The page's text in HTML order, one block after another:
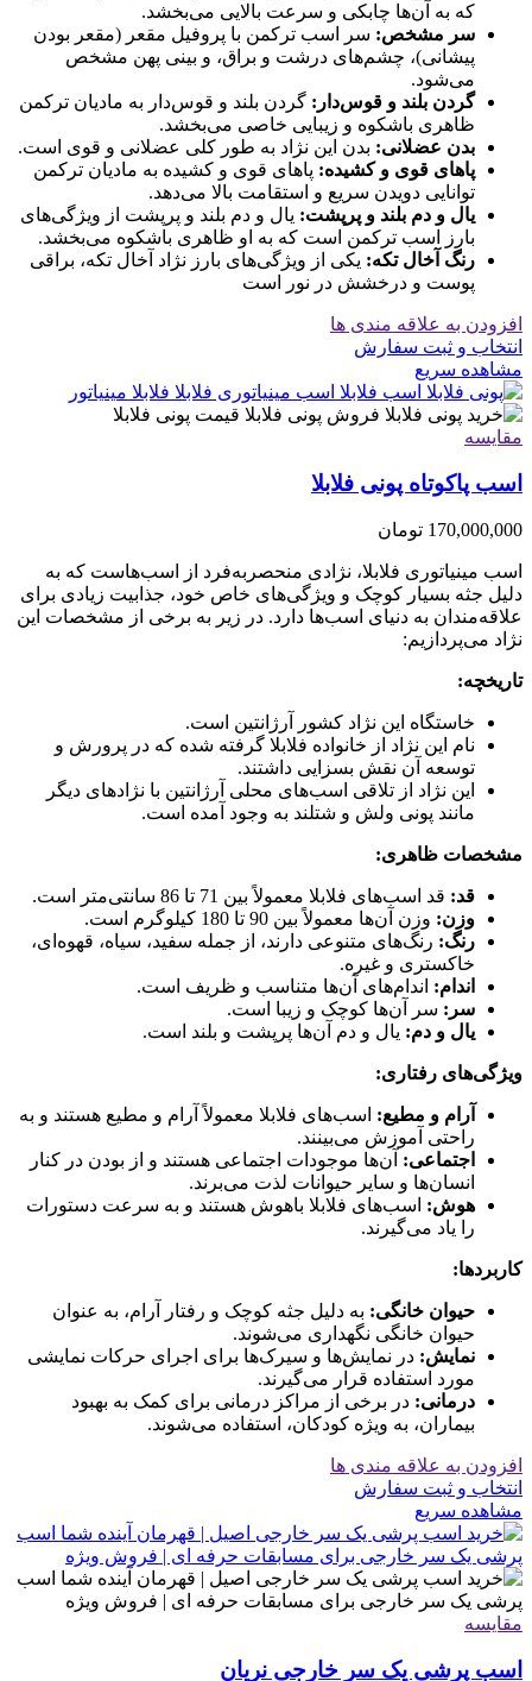
که به آن‌ها چابکی و سرعت بالایی می‌بخشد.
سر مشخص: سر اسب ترکمن با پروفیل مقعر (مقعر بودن
پیشانی)، چشم‌های درشت و براق، و بینی پهن مشخص
می‌شود.
گردن بلند و قوس‌دار: گردن بلند و قوس‌دار به مادیان ترکمن
ظاهری باشکوه و زیبایی خاصی می‌بخشد.
بدن عضلانی: بدن این نژاد به طور کلی عضلانی و قوی است.
پاهای قوی و کشیده: پاهای قوی و کشیده به مادیان ترکمن
توانایی دویدن سریع و استقامت بالا می‌دهد.
یال و دم بلند و پرپشت: یال و دم بلند و پرپشت از ویژگی‌های
بارز اسب ترکمن است که به او ظاهری باشکوه می‌بخشد.
رنگ آخال تکه: یکی از ویژگی‌های بارز نژاد آخال تکه، براقی
پوست و درخشش در نور است
افزودن به علاقه مندی ها
انتخاب و ثبت سفارش
مشاهده سریع
مقایسه
اسب پاکوتاه پونی فلابلا
170,000,000 تومان
اسب مینیاتوری فلابلا، نژادی منحصربه‌فرد از اسب‌هاست که به
دلیل جثه بسیار کوچک و ویژگی‌های خاص خود، جذابیت زیادی برای
علاقه‌مندان به دنیای اسب‌ها دارد. در زیر به برخی از مشخصات این
نژاد می‌پردازیم:
تاریخچه:
خاستگاه این نژاد کشور آرژانتین است.
نام این نژاد از خانواده فلابلا گرفته شده که در پرورش و
توسعه آن نقش بسزایی داشتند.
این نژاد از تلاقی اسب‌های محلی آرژانتین با نژادهای دیگر
مانند پونی ولش و شتلند به وجود آمده است.
مشخصات ظاهری:
قد: قد اسب‌های فلابلا معمولاً بین 71 تا 86 سانتی‌متر است.
وزن: وزن آن‌ها معمولاً بین 90 تا 180 کیلوگرم است.
رنگ: رنگ‌های متنوعی دارند، از جمله سفید، سیاه، قهوه‌ای،
خاکستری و غیره.
اندام: اندام‌های آن‌ها متناسب و ظریف است.
سر: سر آن‌ها کوچک و زیبا است.
یال و دم: یال و دم آن‌ها پرپشت و بلند است.
ویژگی‌های رفتاری:
آرام و مطیع: اسب‌های فلابلا معمولاً آرام و مطیع هستند و به
راحتی آموزش می‌بینند.
اجتماعی: آن‌ها موجودات اجتماعی هستند و از بودن در کنار
انسان‌ها و سایر حیوانات لذت می‌برند.
هوش: اسب‌های فلابلا باهوش هستند و به سرعت دستورات
را یاد می‌گیرند.
کاربردها:
حیوان خانگی: به دلیل جثه کوچک و رفتار آرام، به عنوان
حیوان خانگی نگهداری می‌شوند.
نمایش: در نمایش‌ها و سیرک‌ها برای اجرای حرکات نمایشی
مورد استفاده قرار می‌گیرند.
درمانی: در برخی از مراکز درمانی برای کمک به بهبود
بیماران، به ویژه کودکان، استفاده می‌شوند.
افزودن به علاقه مندی ها
انتخاب و ثبت سفارش
مشاهده سریع
مقایسه
اسب پرشی یک سر خارجی نریان